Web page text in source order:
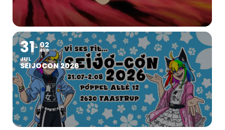
31
JUL
02
AUG
SEIJOCON 2026